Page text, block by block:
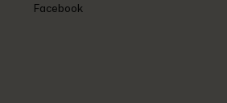
Facebook